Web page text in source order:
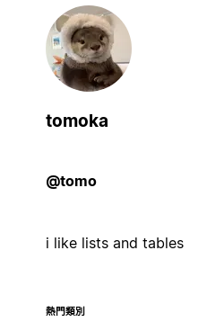
tomoka
@tomo
i like lists and tables
熱門類別